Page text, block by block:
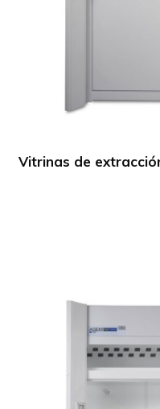
Vitrinas de